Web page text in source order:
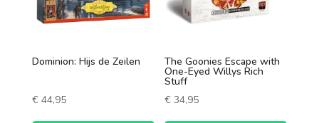
4 spelers
6 spelers
Dominion: Hijs de Zeilen
€44,95
The Goonies Escape with
One-Eyed Willys Rich
Stuff
€ 34,95